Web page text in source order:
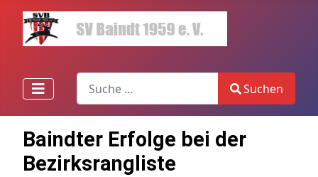
Search
Type 2 or more characters for results.
Suchen
Baindter Erfolge bei der
Bezirksrangliste